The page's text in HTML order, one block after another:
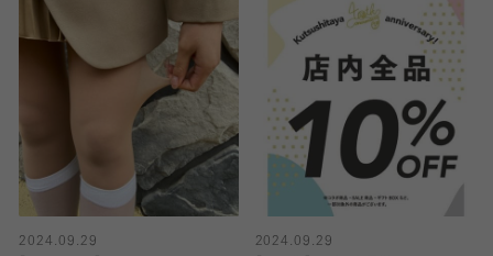
2024.09.29
2024.09.29